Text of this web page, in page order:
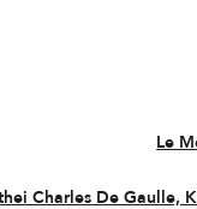
Le
In New Window
Charles De Gaulle,